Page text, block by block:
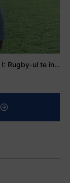
Mohamed Salhi, vicecampion național juniori I: Rugby-ul te învață să accepți și înfrângerile